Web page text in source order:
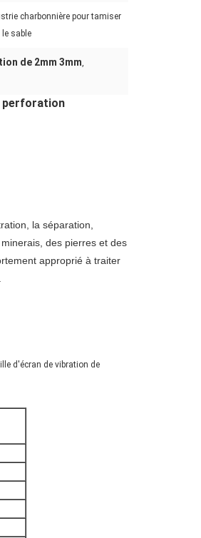
charbonnière pour tamiser
le sable
de 2mm 3mm,
perforation
la séparation,
des pierres et des
approprié à traiter
d'écran de vibration de